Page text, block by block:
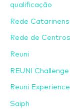
qualificação
Rede
Rede de
Reuni
REUNI Challenge
Reuni Experience
Saiph